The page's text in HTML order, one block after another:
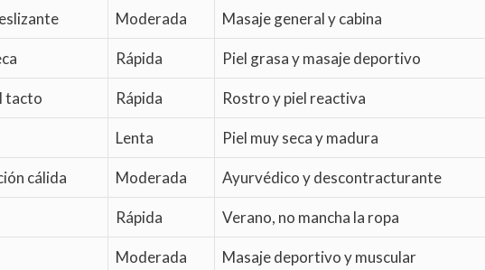
Moderada Masaje general y cabina
Rápida Piel grasa y masaje deportivo
tacto Rápida Rostro y piel reactiva
Lenta Piel muy seca y madura
cálida Moderada Ayurvédico y descontracturante
Rápida Verano, no mancha la ropa
Moderada Masaje deportivo y muscular